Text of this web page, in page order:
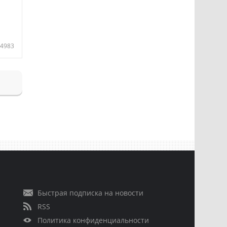
4983
Быстрая подписка на новости
RSS
Политика конфиденциальности